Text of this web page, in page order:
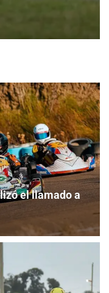
el llamado a